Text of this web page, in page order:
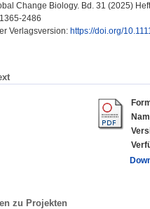
Change Biology. Bd. 31 (2025)
2486
Verlagsversion: https://doi.org/
zu Projekten